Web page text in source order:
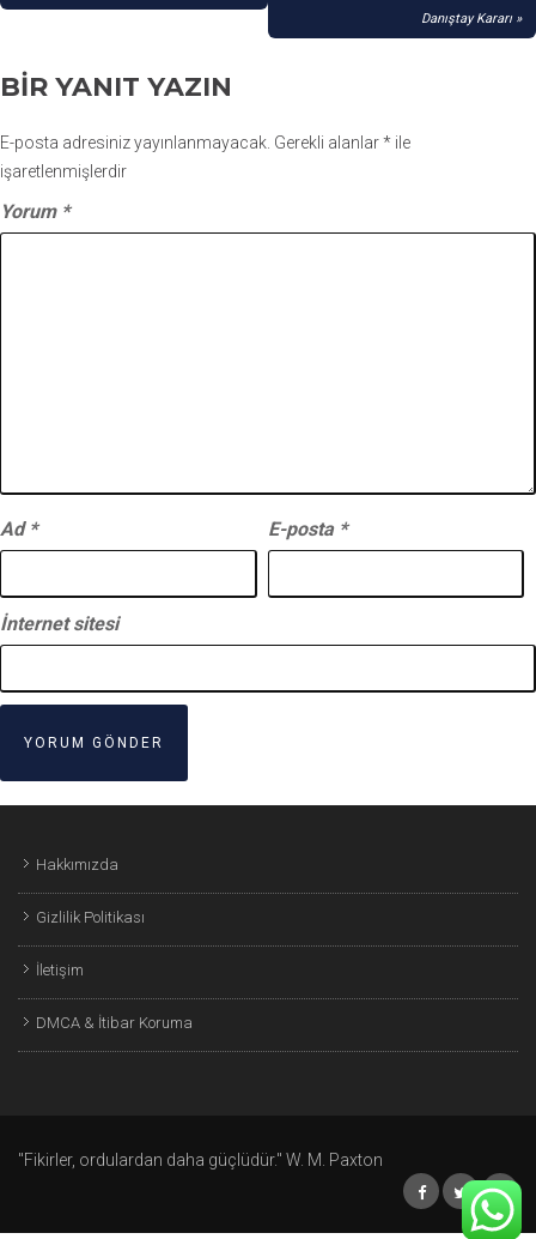
Danıştay Kararı
BIR YANIT YAZIN
E-posta adresiniz yayınlanmayacak. Gerekli alanlar* ile
işaretlenmişlerdir
Yorum *
Ad * E-posta *
İnternet sitesi
Hakkımızda
Gizlilik Politikası
İletişim
DMCA & İtibar Koruma
"Fikirler, ordulardan daha güçlüdür." W. M. Paxton